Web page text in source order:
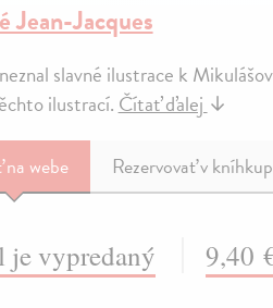
Jean-Jacques
slavné ilustrace k
ilustrací.Čítať ďalej↓
na webe Rezervovať v
je vypredaný 9,40